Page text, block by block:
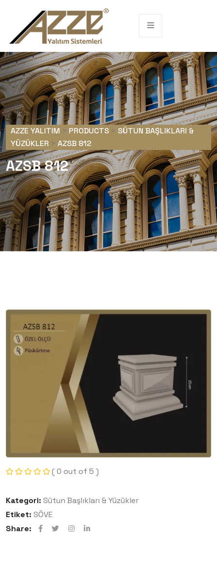
AZZE YALITIM > PRODUCTS > SÜTUN BAŞLIKLARI &
YÜZÜKLER > AZSB 812
AZSB 812
( 0 out of 5 )
Kategori: Sütun Başlıkları & Yüzükler
Etiket: SÖVE
Share: